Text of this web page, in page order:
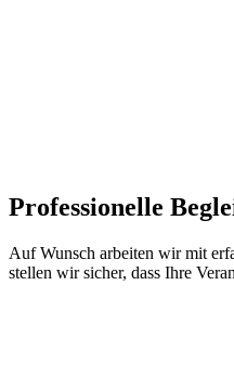
Professionelle
Auf Wunsch arbeiten wir mit
stellen wir sicher, dass Ihre